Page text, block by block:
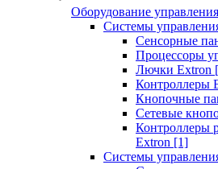
Оборудование управления
Системы
Сенсорные
Процессоры
Лючки Extron
Контроллеры
Кнопочные
Сетевые
Контроллеры
Extron [1]
Системы